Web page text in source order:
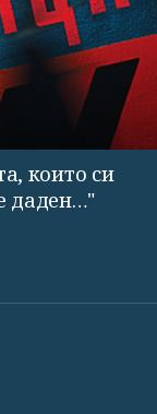
които си
даден…"